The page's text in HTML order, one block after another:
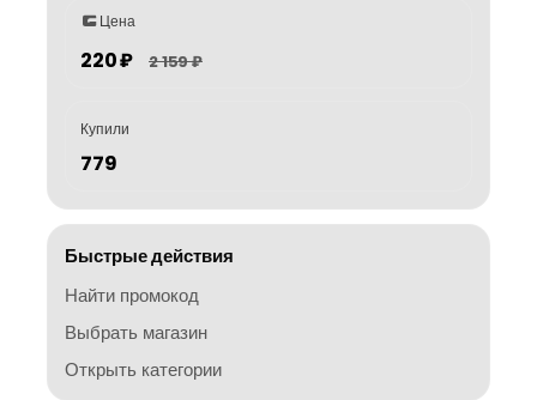
Цена
220 ₽ 2 159 ₽
Купили
779
Быстрые действия
Найти промокод
Выбрать магазин
Открыть категории